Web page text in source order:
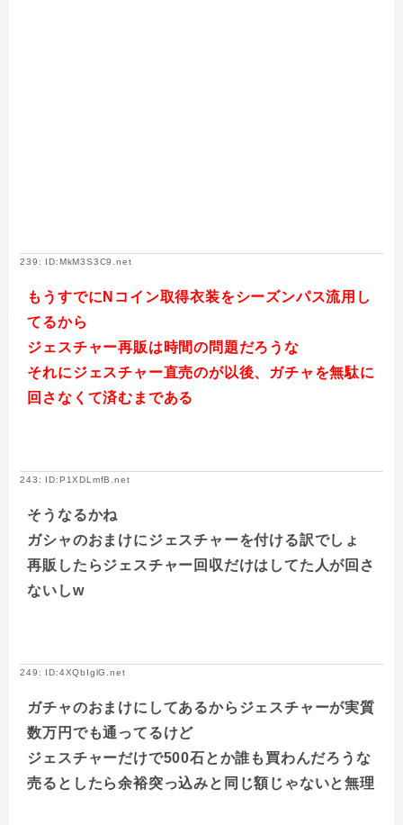
239: ID:MkM3S3C9.net
もうすでにNコイン取得衣装をシーズンパス流用し
てるから
ジェスチャー再販は時間の問題だろうな
それにジェスチャー直売のが以後、ガチャを無駄に
回さなくて済むまである
243: ID:P1XDLmfB.net
そうなるかね
ガシャのおまけにジェスチャーを付ける訳でしょ
再販したらジェスチャー回収だけはしてた人が回さ
ないしw
249: ID:4XQbIglG.net
ガチャのおまけにしてあるからジェスチャーが実質
数万円でも通ってるけど
ジェスチャーだけで500石とか誰も買わんだろうな
売るとしたら余裕突っ込みと同じ額じゃないと無理